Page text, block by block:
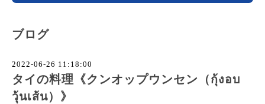
ブログ
2022-06-26 11:18:00
タイの料理《クンオップウンセン（กุ้งอบ
วุ้นเส้น）》